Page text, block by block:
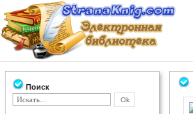
Поиск